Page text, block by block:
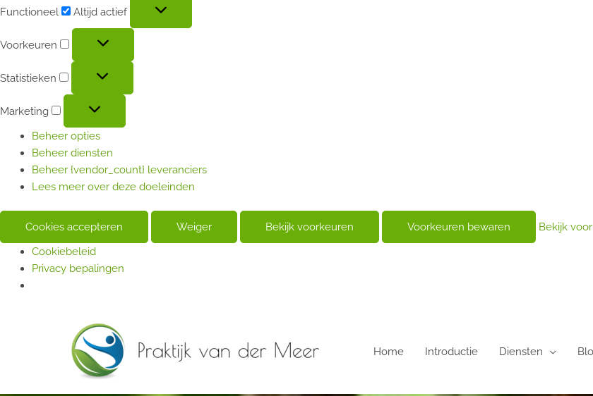
Functioneel
Altijd actief
Voorkeuren
Statistieken
Marketing
Beheer opties
Beheer diensten
Beheer {vendor_count} leveranciers
Lees meer over deze doeleinden
Cookies accepteren Weiger Bekijk voorkeuren Voorkeuren bewaren
Bekijk
Cookiebeleid
Privacy bepalingen
Home Introductie Diensten